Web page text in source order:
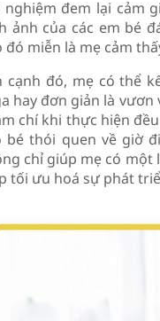
đem lại cảm
ảnh của các em bé
đó miễn là mẹ cảm
cạnh đó, mẹ có thể
hay đơn giản là vươn
chí khi thực hiện
bé thói quen về giờ
chỉ giúp mẹ có một
tối ưu hoá sự phát